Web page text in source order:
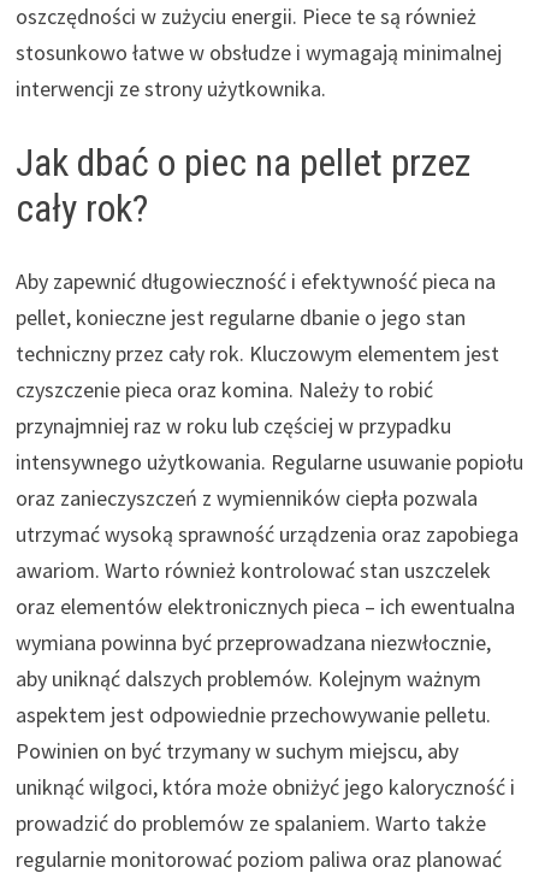
oszczędności w zużyciu energii. Piece te są również
stosunkowo łatwe w obsłudze i wymagają minimalnej
interwencji ze strony użytkownika.
Jak dbać o piec na pellet przez
cały rok?
Aby zapewnić długowieczność i efektywność pieca na
pellet, konieczne jest regularne dbanie o jego stan
techniczny przez cały rok. Kluczowym elementem jest
czyszczenie pieca oraz komina. Należy to robić
przynajmniej raz w roku lub częściej w przypadku
intensywnego użytkowania. Regularne usuwanie popiołu
oraz zanieczyszczeń z wymienników ciepła pozwala
utrzymać wysoką sprawność urządzenia oraz zapobiega
awariom. Warto również kontrolować stan uszczelek
oraz elementów elektronicznych pieca – ich ewentualna
wymiana powinna być przeprowadzana niezwłocznie,
aby uniknąć dalszych problemów. Kolejnym ważnym
aspektem jest odpowiednie przechowywanie pelletu.
Powinien on być trzymany w suchym miejscu, aby
uniknąć wilgoci, która może obniżyć jego kaloryczność i
prowadzić do problemów ze spalaniem. Warto także
regularnie monitorować poziom paliwa oraz planować